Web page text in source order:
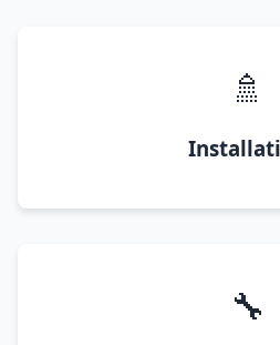
🚿
🔧